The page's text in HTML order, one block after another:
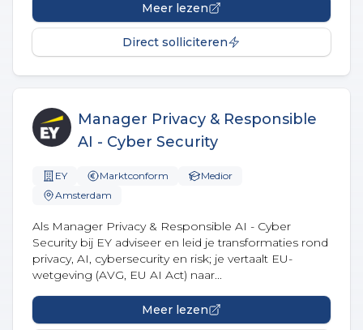
Meer lezen
Direct solliciteren
Manager Privacy & Responsible
AI - Cyber Security
EY Marktconform
Medior
Amsterdam
Als Manager Privacy & Responsible AI - Cyber
Security bij EY adviseer en leid je transformaties rond
privacy, AI, cybersecurity en risk; je vertaalt EU-
wetgeving (AVG, EU AI Act) naar...
Meer lezen